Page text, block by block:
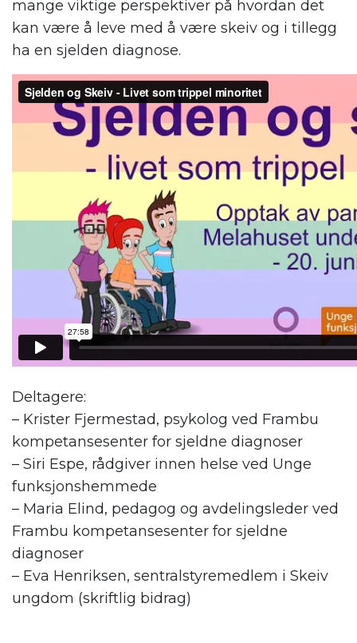
mange viktige perspektiver på hvordan det
kan være å leve med å være skeiv og i tillegg
ha en sjelden diagnose.
Deltagere:
– Krister Fjermestad, psykolog ved Frambu
kompetansesenter for sjeldne diagnoser
– Siri Espe, rådgiver innen helse ved Unge
funksjonshemmede
– Maria Elind, pedagog og avdelingsleder ved
Frambu kompetansesenter for sjeldne
diagnoser
– Eva Henriksen, sentralstyremedlem i Skeiv
ungdom (skriftlig bidrag)